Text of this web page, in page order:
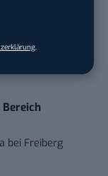
.
bei Freiberg